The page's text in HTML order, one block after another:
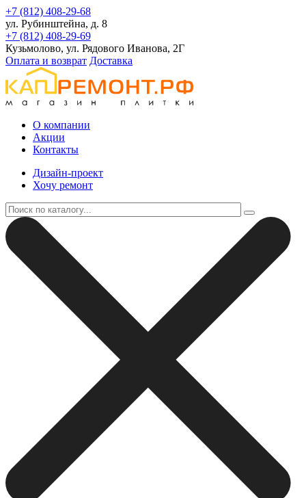
+7 (812) 408-29-68
ул. Рубинштейна, д. 8
+7 (812) 408-29-69
Кузьмолово, ул. Рядового Иванова, 2Г
Оплата и возврат Доставка
О компании
Акции
Контакты
Дизайн-проект
Хочу ремонт